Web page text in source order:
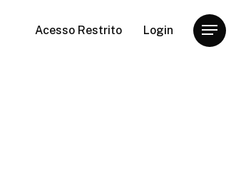
Acesso Restrito Login Menu